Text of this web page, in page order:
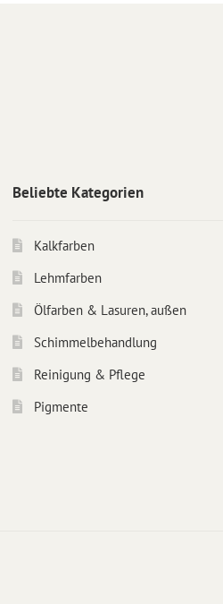
Beliebte Kategorien
Kalkfarben
Lehmfarben
Ölfarben & Lasuren, außen
Schimmelbehandlung
Reinigung & Pflege
Pigmente